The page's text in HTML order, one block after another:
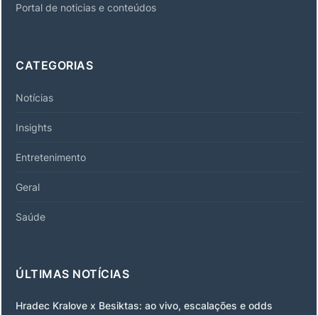
Portal de noticias e conteúdos
CATEGORIAS
Notícias
Insights
Entretenimento
Geral
Saúde
ÚLTIMAS NOTÍCIAS
Hradec Kralove x Besiktas: ao vivo, escalações e odds